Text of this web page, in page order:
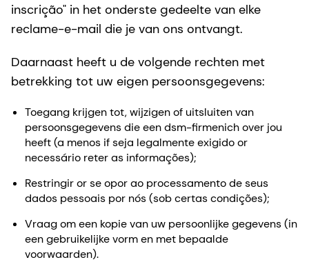
inscrição" in het onderste gedeelte van elke
reclame-e-mail die je van ons ontvangt.
Daarnaast heeft u de volgende rechten met
betrekking tot uw eigen persoonsgegevens:
Toegang krijgen tot, wijzigen of uitsluiten van
persoonsgegevens die een dsm-firmenich over jou
heeft (a menos if seja legalmente exigido or
necessário reter as informações);
Restringir or se opor ao processamento de seus
dados pessoais por nós (sob certas condições);
Vraag om een kopie van uw persoonlijke gegevens (in
een gebruikelijke vorm en met bepaalde
voorwaarden).